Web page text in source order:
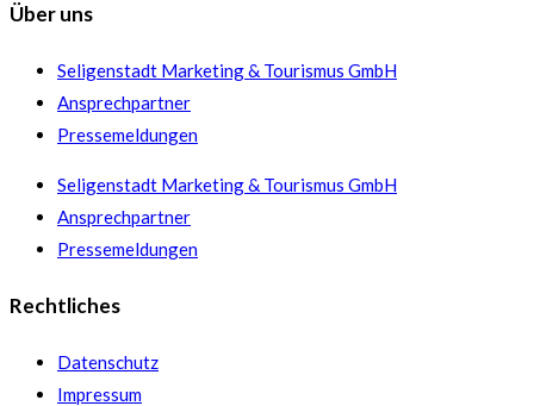
Über uns
Seligenstadt Marketing & Tourismus GmbH
Ansprechpartner
Pressemeldungen
Seligenstadt Marketing & Tourismus GmbH
Ansprechpartner
Pressemeldungen
Rechtliches
Datenschutz
Impressum